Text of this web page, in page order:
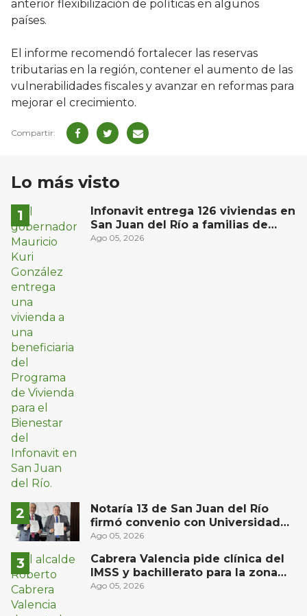
anterior flexibilización de políticas en algunos
países.
El informe recomendó fortalecer las reservas
tributarias en la región, contener el aumento de las
vulnerabilidades fiscales y avanzar en reformas para
mejorar el crecimiento.
Lo más visto
Infonavit entrega 126 viviendas en
San Juan del Río a familias de
bajos ingresos
Ago 05, 2026
Notaría 13 de San Juan del Río
firmó convenio con Universidad
Privada del Bajío para recibir
Ago 05, 2026
Cabrera Valencia pide clínica del
IMSS y bachillerato para la zona
oriente de San Juan del Río
Ago 05, 2026